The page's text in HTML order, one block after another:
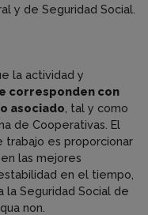
y de Seguridad Social.
la actividad y
corresponden con
asociado , tal y como
de Cooperativas. El
trabajo es proporcionar
las mejores
en el tiempo,
la Seguridad Social de
non.